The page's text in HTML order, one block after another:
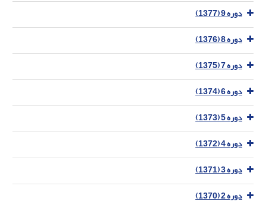
دوره 9 (1377)
دوره 8 (1376)
دوره 7 (1375)
دوره 6 (1374)
دوره 5 (1373)
دوره 4 (1372)
دوره 3 (1371)
دوره 2 (1370)